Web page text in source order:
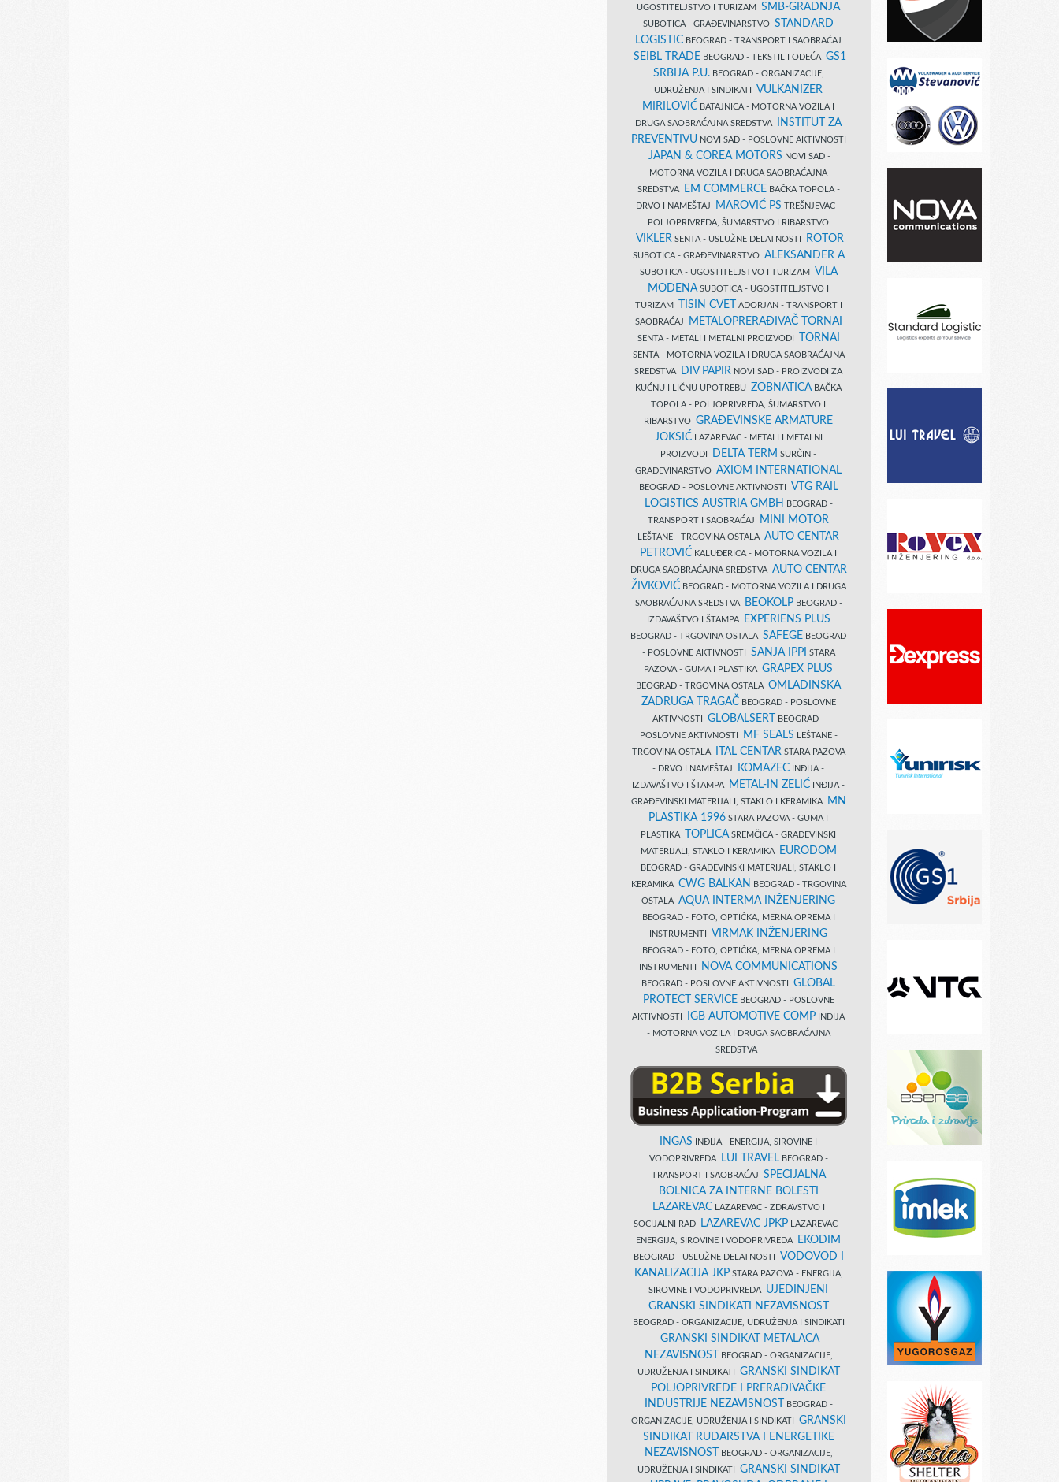
UGOSTITELJSTVO I TURIZAM SMB-GRADNJA
SUBOTICA - GRAĐEVINARSTVO STANDARD
LOGISTIC BEOGRAD - TRANSPORT I SAOBRAĆAJ
SEIBL TRADE BEOGRAD - TEKSTIL I ODEĆA GS1
SRBIJA P.U.BEOGRAD - ORGANIZACIJE,
UDRUŽENJA I SINDIKATI VULKANIZER
MIRILOVIĆ BATAJNICA - MOTORNA VOZILA I
DRUGA SAOBRAĆAJNA SREDSTVA
INSTITUT ZA
PREVENTIVUNOVI SAD - POSLOVNE AKTIVNOSTI
JAPAN & COREA MOTORS NOVI SAD -
MOTORNA VOZILA I DRUGA SAOBRAĆAJNA
SREDSTVA
EM COMMERCE BAČKA TOPOLA -
DRVO I NAMEŠTAJ
MAROVIĆ PS TREŠNJEVAC -
POLJOPRIVREDA, ŠUMARSTVO I RIBARSTVO
VIKLER SENTA - USLUŽNE DELATNOSTI ROTOR
SUBOTICA - GRAĐEVINARSTVO ALEKSANDER A
SUBOTICA - UGOSTITELJSTVO I TURIZAM VILA
MODENA SUBOTICA - UGOSTITELJSTVO I
TURIZAM
TISIN CVET
ADORJAN - TRANSPORT I
SAOBRAĆAJ
METALOPRERAĐIVAČ TORNAI
SENTA - METALI I METALNI PROIZVODI TORNAI
SENTA - MOTORNA VOZILA I DRUGA SAOBRAĆAJNA
SREDSTVA
DIV PAPIR NOVI SAD - PROIZVODI ZA
KUĆNU I LIČNU UPOTREBU ZOBNATICA BAČKA
TOPOLA - POLJOPRIVREDA, ŠUMARSTVO I
RIBARSTVO GRAĐEVINSKE ARMATURE
JOKSIĆLAZAREVAC - METALI I METALNI
PROIZVODI
DELTA TERM SURČIN -
GRAĐEVINARSTVO AXIOM INTERNATIONAL
BEOGRAD - POSLOVNE AKTIVNOSTI VTG RAIL
LOGISTICS AUSTRIA GMBH
BEOGRAD -
TRANSPORT I SAOBRAĆAJ
MINI MOTOR
LEŠTANE - TRGOVINA OSTALA AUTO CENTAR
PETROVIĆ KALUĐERICA - MOTORNA VOZILA I
DRUGA SAOBRAĆAJNA SREDSTVA AUTO CENTAR
ŽIVKOVIĆBEOGRAD - MOTORNA VOZILA I DRUGA
SAOBRAĆAJNA SREDSTVA
BEOKOLPBEOGRAD -
IZDAVAŠTVO I ŠTAMPA
EXPERIENS PLUS
BEOGRAD - TRGOVINA OSTALA SAFEGE BEOGRAD
- POSLOVNE AKTIVNOSTI SANJA IPPI
STARA
PAZOVA - GUMA I PLASTIKA GRAPEX PLUS
BEOGRAD - TRGOVINA OSTALA OMLADINSKA
ZADRUGA TRAGAČBEOGRAD - POSLOVNE
AKTIVNOSTI GLOBALSERT
BEOGRAD -
POSLOVNE AKTIVNOSTI
MF SEALS LEŠTANE -
TRGOVINA OSTALA
ITAL CENTAR STARA PAZOVA
- DRVO I NAMEŠTAJ
KOMAZEC INĐIJA -
IZDAVAŠTVO I ŠTAMPA
METAL-IN ZELIĆ INĐIJA -
GRAĐEVINSKI MATERIJALI, STAKLO I KERAMIKA
MN
PLASTIKA 1996 STARA PAZOVA - GUMA I
PLASTIKA
TOPLICA SREMČICA - GRAĐEVINSKI
MATERIJALI, STAKLO I KERAMIKA
EURODOM
BEOGRAD - GRAĐEVINSKI MATERIJALI, STAKLO I
KERAMIKA CWG BALKAN
BEOGRAD - TRGOVINA
OSTALA AQUA INTERMA INŽENJERING
BEOGRAD - FOTO, OPTIČKA, MERNA OPREMA I
INSTRUMENTI VIRMAK INŽENJERING
BEOGRAD - FOTO, OPTIČKA, MERNA OPREMA I
INSTRUMENTI
NOVA COMMUNICATIONS
BEOGRAD - POSLOVNE AKTIVNOSTI GLOBAL
PROTECT SERVICE BEOGRAD - POSLOVNE
AKTIVNOSTI
IGB AUTOMOTIVE COMP INĐIJA
- MOTORNA VOZILA I DRUGA SAOBRAĆAJNA
SREDSTVA
INGAS INĐIJA - ENERGIJA, SIROVINE I
VODOPRIVREDA
LUI TRAVELBEOGRAD -
TRANSPORT I SAOBRAĆAJ SPECIJALNA
BOLNICA ZA INTERNE BOLESTI
LAZAREVACLAZAREVAC - ZDRAVSTVO I
SOCIJALNI RAD
LAZAREVAC JPKP LAZAREVAC -
ENERGIJA, SIROVINE I VODOPRIVREDA
EKODIM
BEOGRAD - USLUŽNE DELATNOSTI VODOVOD I
KANALIZACIJA JKPSTARA PAZOVA - ENERGIJA,
SIROVINE I VODOPRIVREDA UJEDINJENI
GRANSKI SINDIKATI NEZAVISNOST
BEOGRAD - ORGANIZACIJE, UDRUŽENJA I SINDIKATI
GRANSKI SINDIKAT METALACA
NEZAVISNOST
BEOGRAD - ORGANIZACIJE,
UDRUŽENJA I SINDIKATI GRANSKI SINDIKAT
POLJOPRIVREDE I PRERAĐIVAČKE
INDUSTRIJE NEZAVISNOST
BEOGRAD -
ORGANIZACIJE, UDRUŽENJA I SINDIKATI GRANSKI
SINDIKAT RUDARSTVA I ENERGETIKE
NEZAVISNOST
BEOGRAD - ORGANIZACIJE,
UDRUŽENJA I SINDIKATI GRANSKI SINDIKAT